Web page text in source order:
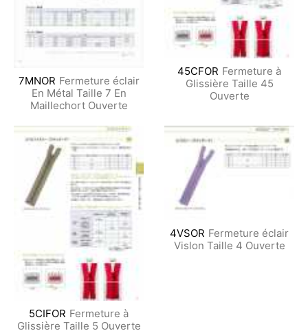
7MNOR Fermeture éclair
En Métal Taille 7 En
Maillechort Ouverte
45CFOR Fermeture à
Glissière Taille 45
Ouverte
5CIFOR Fermeture à
Glissière Taille 5 Ouverte
4VSOR Fermeture éclair
Vislon Taille 4 Ouverte